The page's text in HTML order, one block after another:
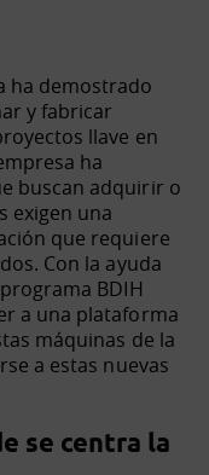
ha demostrado
y fabricar
llave en
ha
buscan adquirir o
exigen una
que requiere
Con la ayuda
BDIH
a una plataforma
máquinas de la
a estas nuevas
se centra la